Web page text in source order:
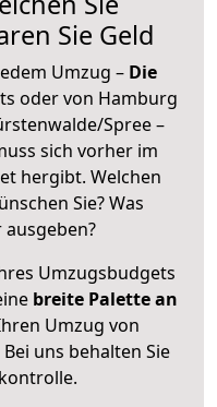
Sie Geld
Umzug – Die
oder von Hamburg
Spree –
sich vorher im
hergibt. Welchen
Sie? Was
Umzugsbudgets
breite Palette an
Umzug von
uns behalten Sie